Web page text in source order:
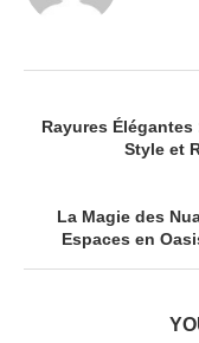
Rayures Élégantes
Style et
La Magie des
Espaces en